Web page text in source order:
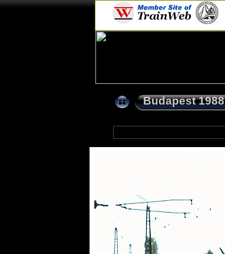
Budapest 1988